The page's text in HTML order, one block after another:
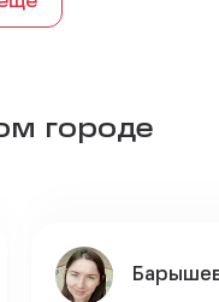
городе